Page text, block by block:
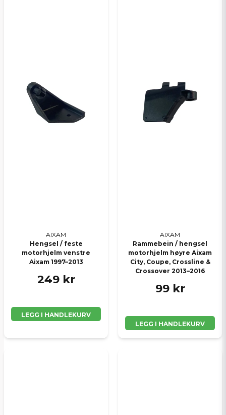
AIXAM
Hengsel / feste
motorhjelm venstre
Aixam 1997–2013
249 kr
LEGG I HANDLEKURV
AIXAM
Rammebein / hengsel
motorhjelm høyre Aixam
City, Coupe, Crossline &
Crossover 2013–2016
99 kr
LEGG I HANDLEKURV